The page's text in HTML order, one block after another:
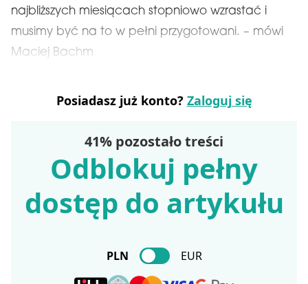
najbliższych miesiącach stopniowo wzrastać i
musimy być na to w pełni przygotowani. – mówi
Maciej Bachm
Posiadasz już konto? Zaloguj się
41% pozostało treści
Odblokuj pełny
dostęp do artykułu
PLN EUR